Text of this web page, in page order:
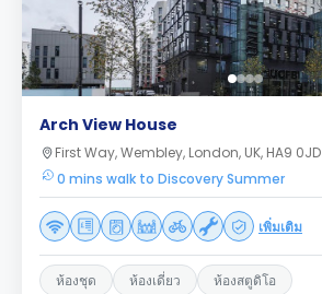
Arch View House
First Way, Wembley, London, UK, HA9 0JD
0 mins walk to Discovery Summer
เพิ่มเติม
ห้องชุด ห้องเดี่ยว ห้องสตูดิโอ